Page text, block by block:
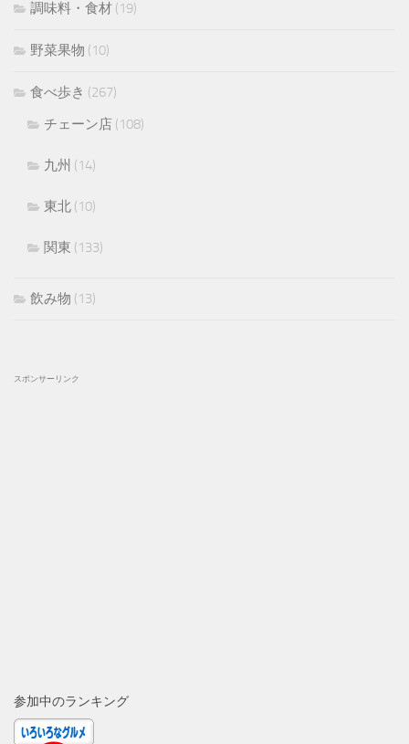
調味料・食材 (19)
野菜果物 (10)
食べ歩き (267)
チェーン店 (108)
九州 (14)
東北 (10)
関東 (133)
飲み物 (13)
スポンサーリンク
参加中のランキング